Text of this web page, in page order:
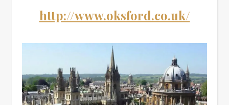
http://www.oksford.co.uk/